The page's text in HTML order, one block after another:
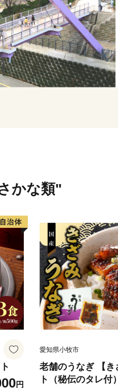
かな類"
円
愛知県小牧市
老舗のうなぎ 【き
ト（秘伝のタレ